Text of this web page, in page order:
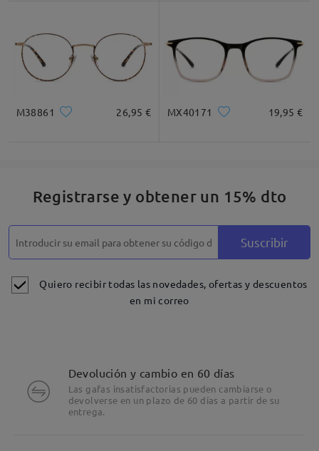
M38861 26,95 € MX40171 19,95 €
Registrarse y obtener un 15% dto
Suscribir
Quiero recibir todas las novedades, ofertas y descuentos
en mi correo
Devolución y cambio en 60 días
Las gafas insatisfactorias pueden cambiarse o
devolverse en un plazo de 60 días a partir de su
entrega.